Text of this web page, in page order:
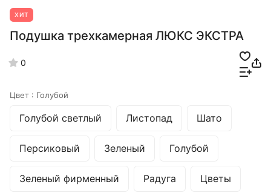
ХИТ
Подушка трехкамерная ЛЮКС ЭКСТРА
0
Цвет : Голубой
Голубой светлый Листопад Шато
Персиковый Зеленый Голубой
Зеленый фирменный Радуга Цветы